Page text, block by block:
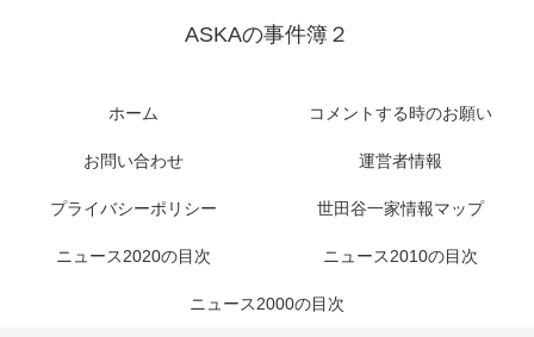
ASKAの事件簿２
ホーム コメントする時のお願い
お問い合わせ 運営者情報
プライバシーポリシー 世田谷一家情報マップ
ニュース2020の目次 ニュース2010の目次
ニュース2000の目次